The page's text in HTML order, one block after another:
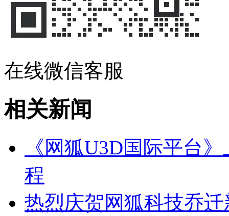
在线微信客服
相关新闻
《网狐U3D国际平台
程
热烈庆贺网狐科技乔迁